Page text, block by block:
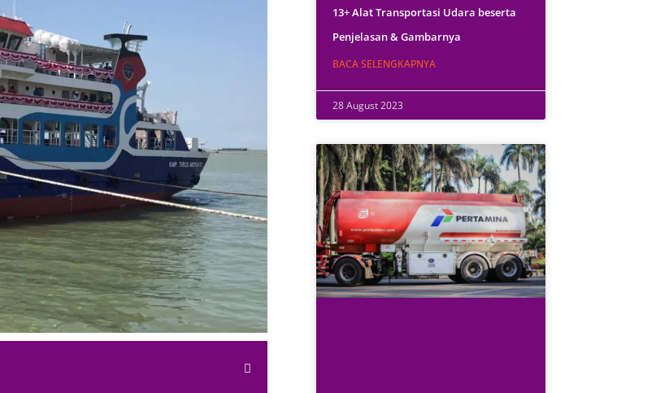
13+ Alat Transportasi Udara beserta
Penjelasan & Gambarnya
BACA SELENGKAPNYA
28 August 2023